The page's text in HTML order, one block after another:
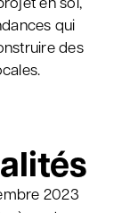
qui
des
2023